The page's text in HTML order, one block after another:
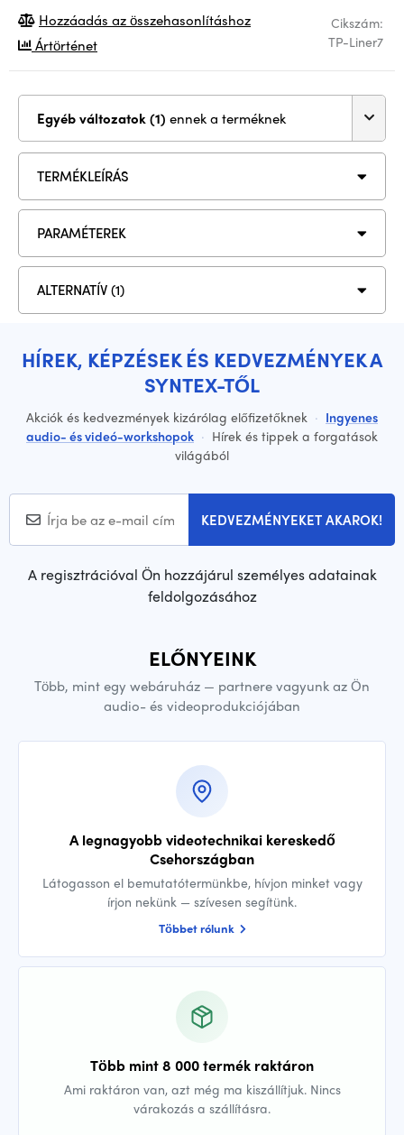
Cikszám:
TP-Liner7
Hozzáadás az összehasonlításhoz
Ártörténet
Egyéb változatok (1) ennek a terméknek
TERMÉKLEÍRÁS
PARAMÉTEREK
ALTERNATÍV (1)
HÍREK, KÉPZÉSEK ÉS KEDVEZMÉNYEK A
SYNTEX-TŐL
Akciók és kedvezmények kizárólag előfizetőknek · Ingyenes
audio- és videó-workshopok · Hírek és tippek a forgatások
világából
KEDVEZMÉNYEKET AKAROK!
A regisztrációval Ön hozzájárul személyes adatainak
feldolgozásához
ELŐNYEINK
Több, mint egy webáruház — partnere vagyunk az Ön
audio- és videoprodukciójában
A legnagyobb videotechnikai kereskedő
Csehországban
Látogasson el bemutatótermünkbe, hívjon minket vagy
írjon nekünk — szívesen segítünk.
Többet rólunk
Több mint 8 000 termék raktáron
Ami raktáron van, azt még ma kiszállítjuk. Nincs
várakozás a szállításra.